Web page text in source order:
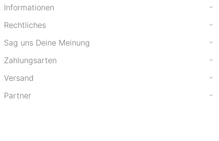
Informationen
Rechtliches
Sag uns Deine Meinung
Zahlungsarten
Versand
Partner